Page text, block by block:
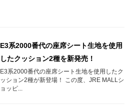
E3系2000番代の座席シート生地を使用
したクッション2種を新発売！
E3系2000番代の座席シート生地を使用したク
ッション2種が新登場！ この度、JRE MALLシ
ョッピ...